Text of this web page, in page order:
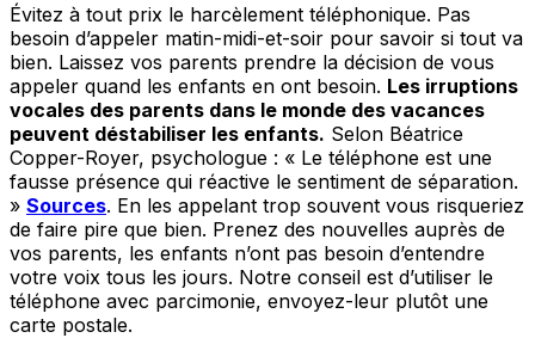
Évitez à tout prix le harcèlement téléphonique. Pas
besoin d’appeler matin-midi-et-soir pour savoir si tout va
bien. Laissez vos parents prendre la décision de vous
appeler quand les enfants en ont besoin. Les irruptions
vocales des parents dans le monde des vacances
peuvent déstabiliser les enfants. Selon Béatrice
Copper-Royer, psychologue : « Le téléphone est une
fausse présence qui réactive le sentiment de séparation.
» Sources. En les appelant trop souvent vous risqueriez
de faire pire que bien. Prenez des nouvelles auprès de
vos parents, les enfants n’ont pas besoin d’entendre
votre voix tous les jours. Notre conseil est d’utiliser le
téléphone avec parcimonie, envoyez-leur plutôt une
carte postale.